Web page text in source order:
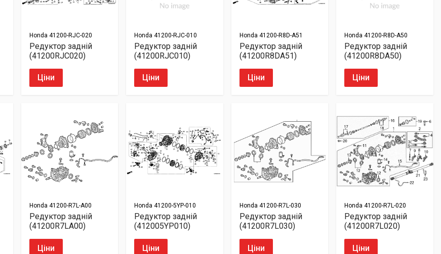
Honda 41200-RJC-020
Редуктор задній
(41200RJC020)
Ціни
Honda 41200-RJC-010
Редуктор задній
(41200RJC010)
Ціни
Honda 41200-R8D-A51
Редуктор задній
(41200R8DA51)
Ціни
Honda 41200-R8D-A50
Редуктор задній
(41200R8DA50)
Ціни
Honda 41200-R7L-A00
Редуктор задній
(41200R7LA00)
Ціни
Honda 41200-5YP-010
Редуктор задній
(412005YP010)
Ціни
Honda 41200-R7L-030
Редуктор задній
(41200R7L030)
Ціни
Honda 41200-R7L-020
Редуктор задній
(41200R7L020)
Ціни